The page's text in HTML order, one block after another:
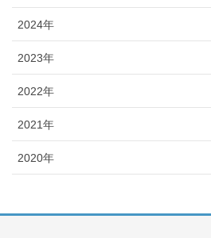
2024年
2023年
2022年
2021年
2020年